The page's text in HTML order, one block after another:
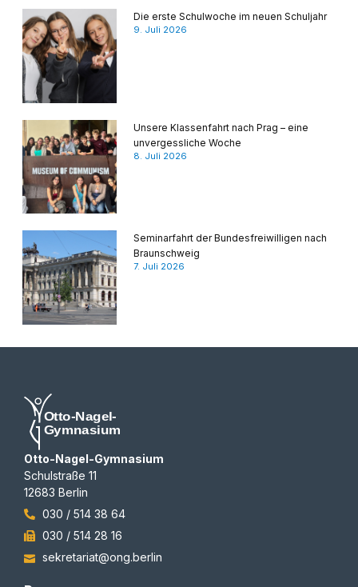
Die erste Schulwoche im neuen Schuljahr
9. Juli 2026
Unsere Klassenfahrt nach Prag – eine
unvergessliche Woche
8. Juli 2026
Seminarfahrt der Bundesfreiwilligen nach
Braunschweig
7. Juli 2026
Otto-Nagel-Gymnasium
Schulstraße 11
12683 Berlin
030 / 514 38 64
030 / 514 28 16
sekretariat@ong.berlin